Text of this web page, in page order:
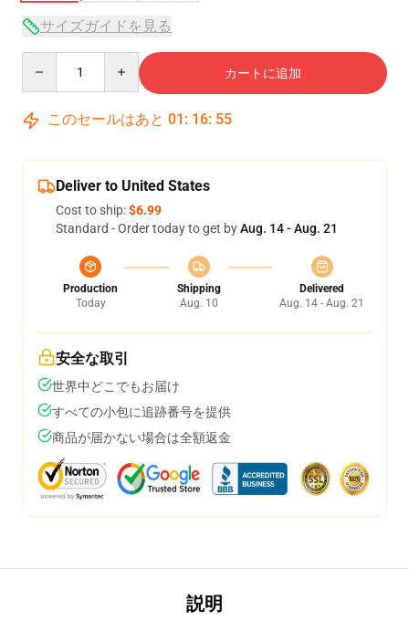
サイズガイドを見る
カートに追加
このセールはあと 01 : 16: 54
Deliver to United States
Cost to ship:$6.99
Standard - Order today to get byAug. 14 - Aug. 21
Production
Today
Shipping
Aug. 10
Delivered
Aug. 14 - Aug. 21
安全な取引
世界中どこでもお届け
すべての小包に追跡番号を提供
商品が届かない場合は全額返金
説明